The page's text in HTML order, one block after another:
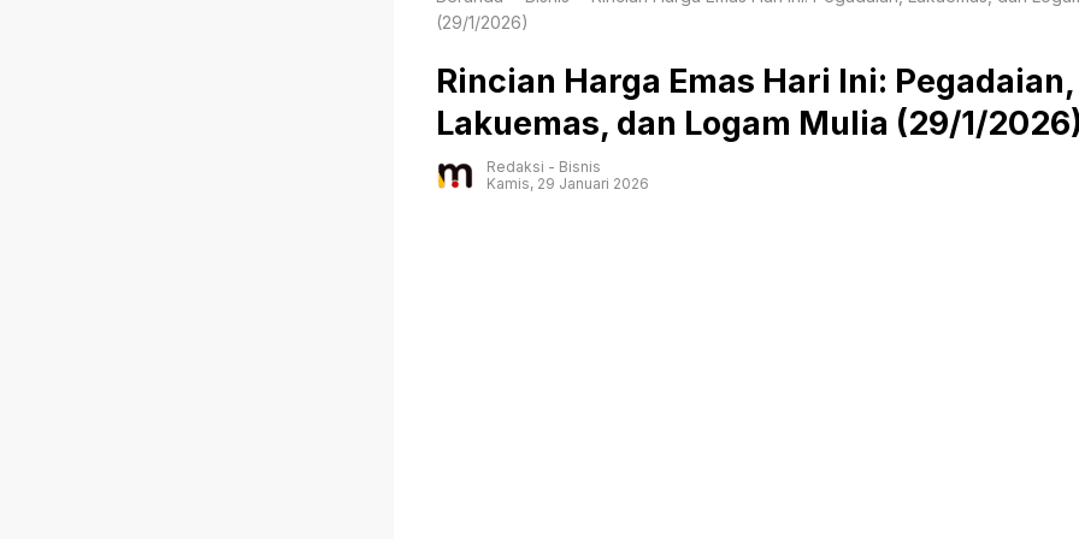
(29/1/2026)
Rincian Harga Emas Hari Ini: Pegadaian,
Lakuemas, dan Logam Mulia (29/1/
Redaksi - Bisnis
Kamis, 29 Januari 2026